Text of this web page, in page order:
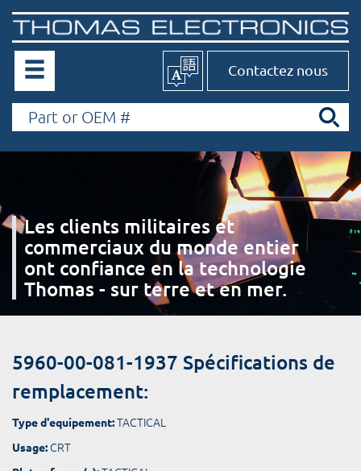
Contactez nous
Les clients militaires et
commerciaux du monde entier
ont confiance en la technologie
Thomas - sur terre et en mer.
5960-00-081-1937 Spécifications de
remplacement:
Type d'equipement:TACTICAL
Usage: CRT